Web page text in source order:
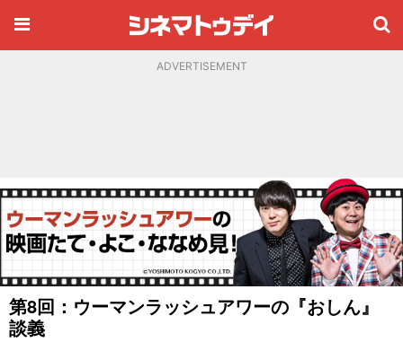
ADVERTISEMENT
第8回：ウーマンラッシュアワーの『おしん』
談義